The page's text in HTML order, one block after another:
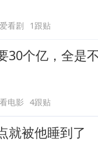
看剧 1跟贴
30个亿，全是
电影 4跟贴
就被他睡到了